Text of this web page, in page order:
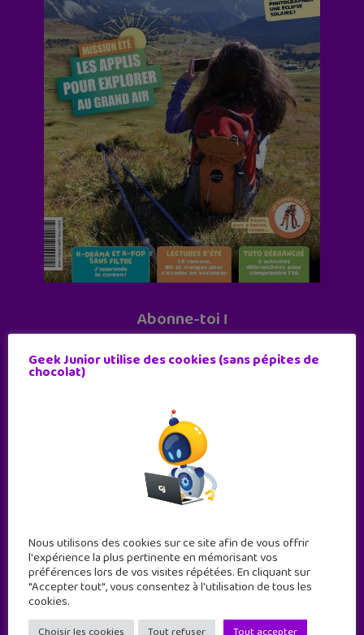
Abonne-toi !
Geek Junior est le premier site de culture numérique
Geek Junior utilise des cookies (sans pépites de
chocolat)
Nous utilisons des cookies sur ce site afin de vous offrir
l'expérience la plus pertinente en mémorisant vos
préférences lors de vos visites répétées. En cliquant sur
"Accepter tout", vous consentez à l'utilisation de tous les
cookies.